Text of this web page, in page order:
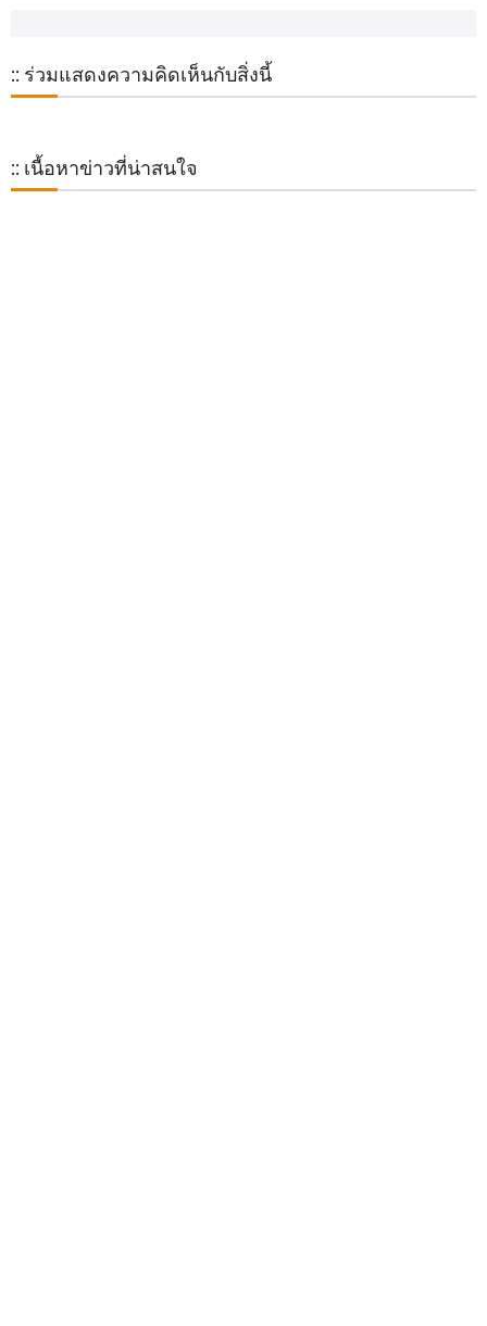
:: ร่วมแสดงความคิดเห็นกับสิ่งนี้
:: เนื้อหาข่าวที่น่าสนใจ